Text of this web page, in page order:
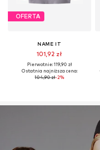
OFERTA
NAME IT
101,92 zł
Pierwotnie: 119,90 zł
Ostatnia najniższa cena:
104,90 zł-2%